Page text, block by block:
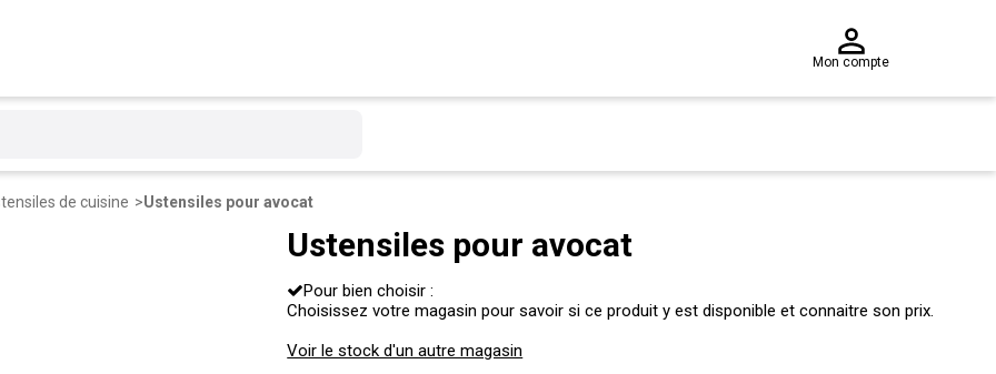
Mon compte
de cuisine Ustensiles pour avocat
Ustensiles pour avocat
Pour bien choisir :
Choisissez votre magasin pour savoir si ce produit y est disponible et connaitre son prix.
Voir le stock d'un autre magasin